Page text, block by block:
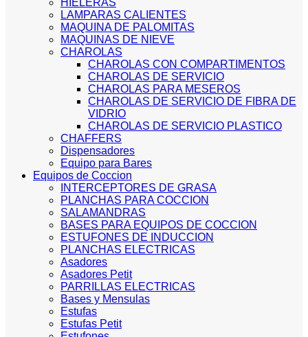
HIELERAS
LAMPARAS CALIENTES
MAQUINA DE PALOMITAS
MAQUINAS DE NIEVE
CHAROLAS
CHAROLAS CON COMPARTIMENTOS
CHAROLAS DE SERVICIO
CHAROLAS PARA MESEROS
CHAROLAS DE SERVICIO DE FIBRA DE
VIDRIO
CHAROLAS DE SERVICIO PLASTICO
CHAFFERS
Dispensadores
Equipo para Bares
Equipos de Coccion
INTERCEPTORES DE GRASA
PLANCHAS PARA COCCION
SALAMANDRAS
BASES PARA EQUIPOS DE COCCION
ESTUFONES DE INDUCCION
PLANCHAS ELECTRICAS
Asadores
Asadores Petit
PARRILLAS ELECTRICAS
Bases y Mensulas
Estufas
Estufas Petit